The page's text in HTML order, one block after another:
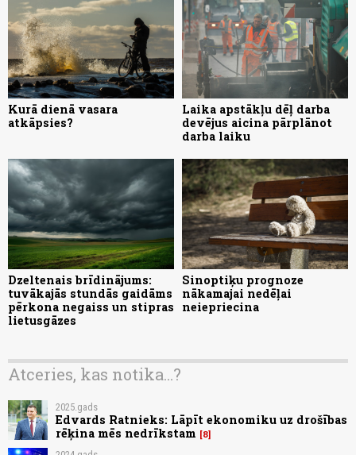
Kurā dienā vasara
atkāpsies?
Laika apstākļu dēļ darba
devējus aicina pārplānot
darba laiku
Dzeltenais brīdinājums:
tuvākajās stundās gaidāms
pērkona negaiss un stipras
lietusgāzes
Sinoptiķu prognoze
nākamajai nedēļai
neiepriecina
Atceries, kas notika...?
2025.gads
Edvards Ratnieks: Lāpīt ekonomiku uz drošības
rēķina mēs nedrīkstam
8